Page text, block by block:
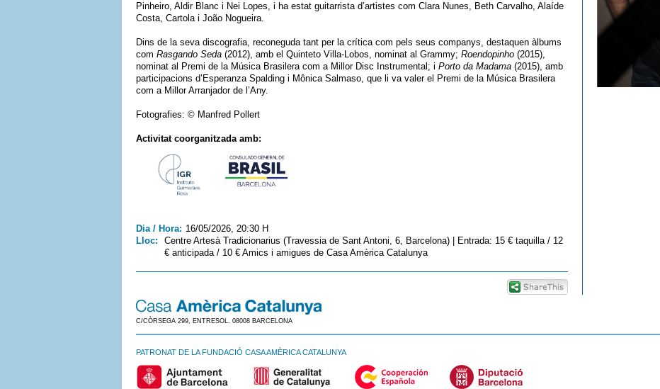
Pinheiro, Aldir Blanc i Nei Lopes, i ha estat guitarrista d’artistes com Clara Nunes, Beth Carvalho, Alaíde
Costa, Cartola i João Nogueira.
Dins de la seva discografia, reconeguda tant per la crítica com pels seus companys, destaquen àlbums
com Rasgando Seda (2012), amb el Quinteto Villa-Lobos, nominat al Grammy; Roendopinho (2015),
nominat al Premi de la Música Brasilera com a Millor Disc Instrumental; i Porto da Madama (2015), amb
participacions d’Esperanza Spalding i Mônica Salmaso, que li va valer el Premi de la Música Brasilera
com a Millor Arranjador de l’Any.
Fotografies: © Manfred Pollert
Activitat coorganitzada amb:
Dia / Hora: 16/05/2026, 20:30 H
Lloc:
Centre Artesà Tradicionarius (Travessia de Sant Antoni, 6, Barcelona) | Entrada: 15 € taquilla / 12
€ anticipada / 10 € Amics i amigues de Casa Amèrica Catalunya
C/CÒRSEGA 299, ENTRESOL. 08008 BARCELONA
PATRONAT DE LA FUNDACIÓ CASA AMÈRICA CATALUNYA